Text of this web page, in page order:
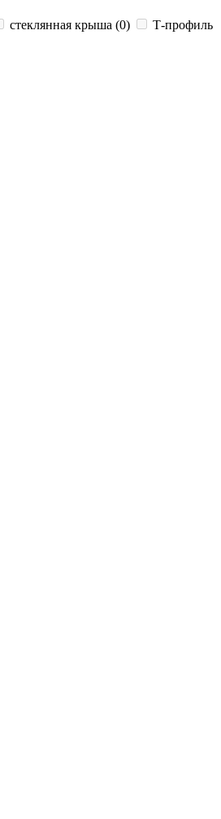
стеклянная крыша (0)
Т-профиль